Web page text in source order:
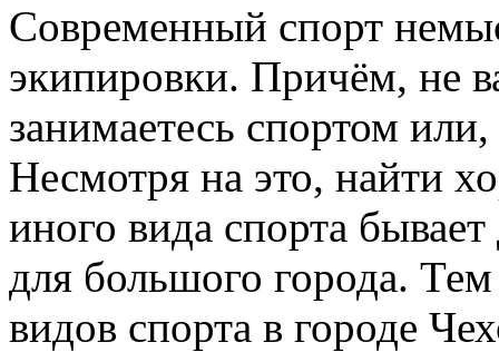
Современный спорт
экипировки. Причём, не
занимаетесь спортом
Несмотря на это, найти
иного вида спорта
для большого города.
видов спорта в городе